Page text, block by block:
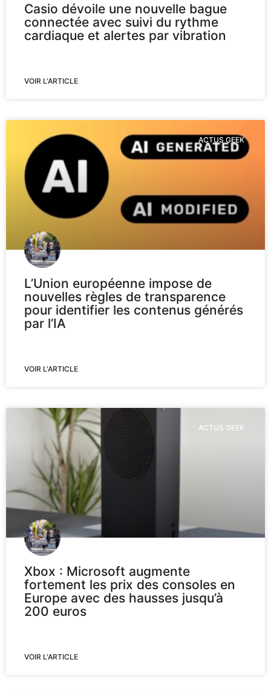
Casio dévoile une nouvelle bague
connectée avec suivi du rythme
cardiaque et alertes par vibration
VOIR L'ARTICLE
ACTUS GEEK
L’Union européenne impose de
nouvelles règles de transparence
pour identifier les contenus générés
par l’IA
VOIR L'ARTICLE
ACTUS GEEK
Xbox : Microsoft augmente
fortement les prix des consoles en
Europe avec des hausses jusqu’à
200 euros
VOIR L'ARTICLE